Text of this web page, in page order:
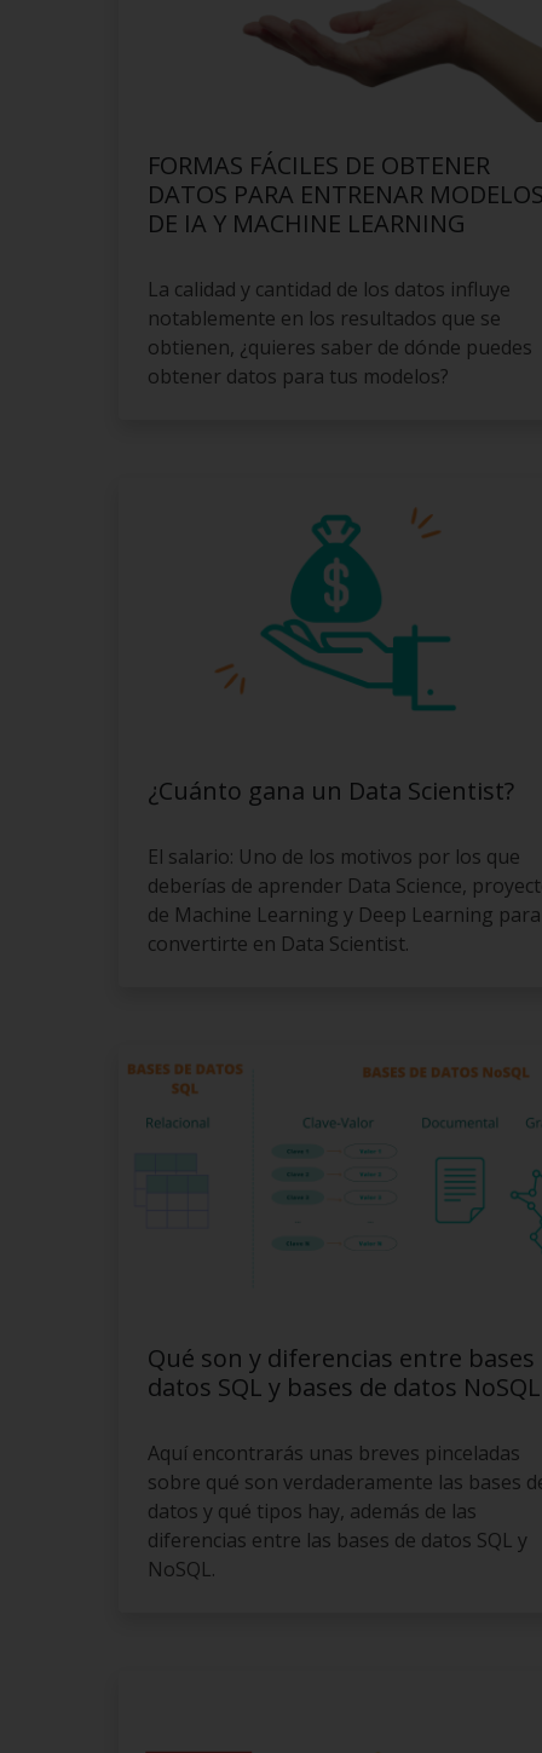
FORMAS FÁCILES DE OBTENER
DATOS PARA ENTRENAR
DE IA Y MACHINE LEARNING
La calidad y cantidad de los datos influye
notablemente en los resultados que se
obtienen, ¿quieres saber de dónde puedes
obtener datos para tus modelos?
¿Cuánto gana un Data Scientist?
El salario: Uno de los motivos por los que
deberías de aprender Data Science,
de Machine Learning y Deep Learning para
convertirte en Data Scientist.
Qué son y diferencias entre bases
datos SQL y bases de datos NoSQL
Aquí encontrarás unas breves pinceladas
sobre qué son verdaderamente las bases
datos y qué tipos hay, además de las
diferencias entre las bases de datos SQL y
NoSQL.